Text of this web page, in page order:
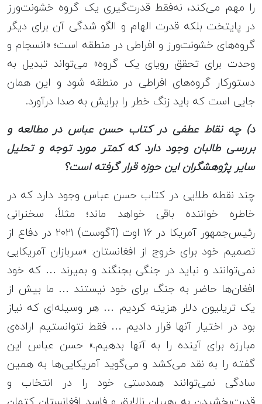
را مهم می‌کند، نه‌فقط قدرت‌گیری یک گروه خشونت‌ورز
در پایتخت بلکه قدرت الهام و الگو شدگی آن برای دیگر
گروه‌های خشونت‌ورز و افراطی در منطقه است؛ «انسجام و
وحدت برای تحقق رویای یک گروه» می‌تواند تبدیل به
دستورکار گروه‌های افراطی در منطقه شود و این همان
جایی است که باید زنگ خطر را برایش به صدا درآورد.
د) چه نقاط عطفی در کتاب حسن عباس در مطالعه و
بررسی طالبان وجود دارد که کمتر مورد توجه و تحلیل
سایر پژوهشگران این حوزه قرار گرفته است؟
چند نقطه طلایی در کتاب حسن عباس وجود دارد که در
خاطره خواننده باقی خواهد ماند؛ مثلاً، سخنرانی
رئیس‌جمهور آمریکا در ۱۶ اوت (آگوست) ۲۰۲۱ در دفاع از
تصمیم خود برای خروج از افغانستان: «سربازان آمریکایی
نمی‌توانند و نباید در جنگی بجنگند و بمیرند … که خود
افغان‌ها حاضر به جنگ برای خود نیستند … ما بیش از
یک تریلیون دلار هزینه کردیم … هر وسیله‌ای که نیاز
بود در اختیار آنها قرار دادیم … فقط نتوانستیم اراده‌ی
مبارزه برای آینده را به آنها بدهیم.» حسن عباس این
گفته را به نقد می‌کشد و می‌گوید آمریکایی‌ها به همین
سادگی نمی‌توانند همدستی خود را در انتخاب و